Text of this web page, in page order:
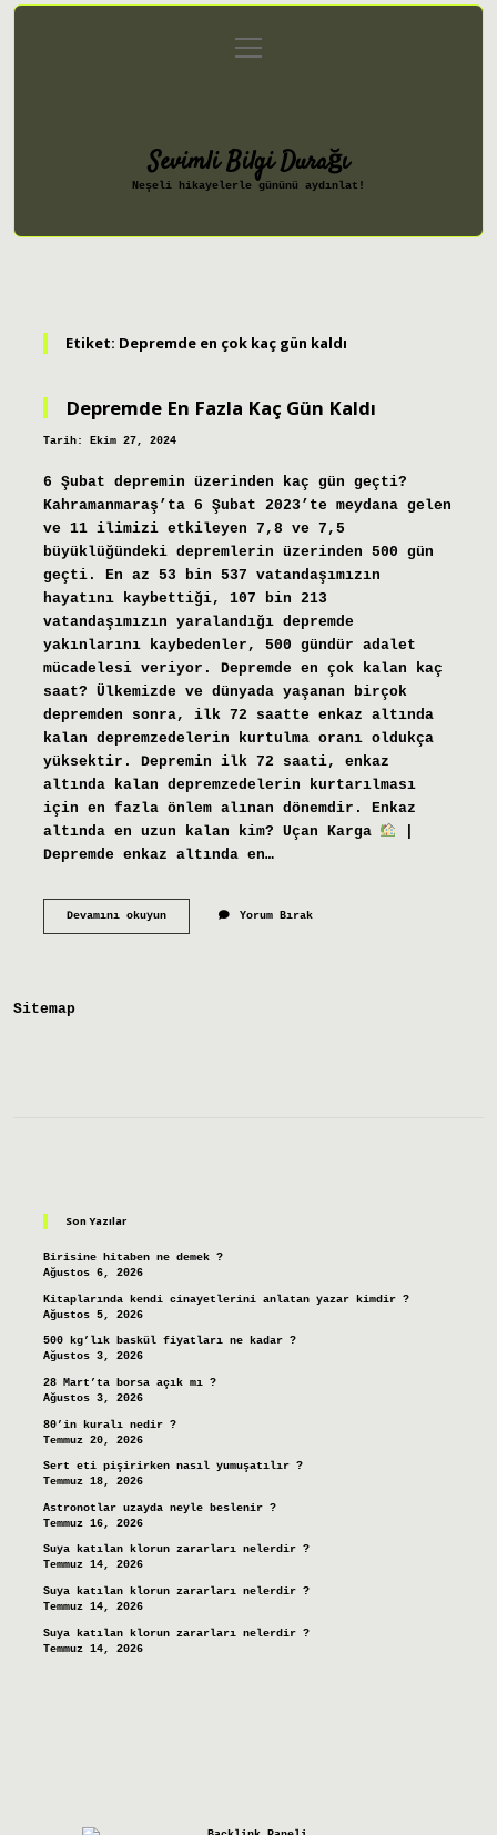
Gizlilik Politikası
menüyü
aç
Sevimli Bilgi Durağı
Neşeli hikayelerle gününü aydınlat!
Etiket: Depremde en çok kaç gün kaldı
Depremde En Fazla Kaç Gün Kaldı
Tarih: Ekim 27, 2024
6 Şubat depremin üzerinden kaç gün geçti?
Kahramanmaraş’ta 6 Şubat 2023’te meydana gelen
ve 11 ilimizi etkileyen 7,8 ve 7,5
büyüklüğündeki depremlerin üzerinden 500 gün
geçti. En az 53 bin 537 vatandaşımızın
hayatını kaybettiği, 107 bin 213
vatandaşımızın yaralandığı depremde
yakınlarını kaybedenler, 500 gündür adalet
mücadelesi veriyor. Depremde en çok kalan kaç
saat? Ülkemizde ve dünyada yaşanan birçok
depremden sonra, ilk 72 saatte enkaz altında
kalan depremzedelerin kurtulma oranı oldukça
yüksektir. Depremin ilk 72 saati, enkaz
altında kalan depremzedelerin kurtarılması
için en fazla önlem alınan dönemdir. Enkaz
altında en uzun kalan kim? Uçan Karga
Depremde enkaz altında en…
Devamını okuyunDepremde
Yorum Bırak
Sitemap
Son Yazılar
Birisine hitaben ne demek ?
Ağustos 6, 2026
Kitaplarında kendi cinayetlerini anlatan yazar kimdir ?
Ağustos 5, 2026
500 kg’lık baskül fiyatları ne kadar ?
Ağustos 3, 2026
28 Mart’ta borsa açık mı ?
Ağustos 3, 2026
80’in kuralı nedir ?
Temmuz 20, 2026
Sert eti pişirirken nasıl yumuşatılır ?
Temmuz 18, 2026
Astronotlar uzayda neyle beslenir ?
Temmuz 16, 2026
Suya katılan klorun zararları nelerdir ?
Temmuz 14, 2026
Suya katılan klorun zararları nelerdir ?
Temmuz 14, 2026
Suya katılan klorun zararları nelerdir ?
Temmuz 14, 2026